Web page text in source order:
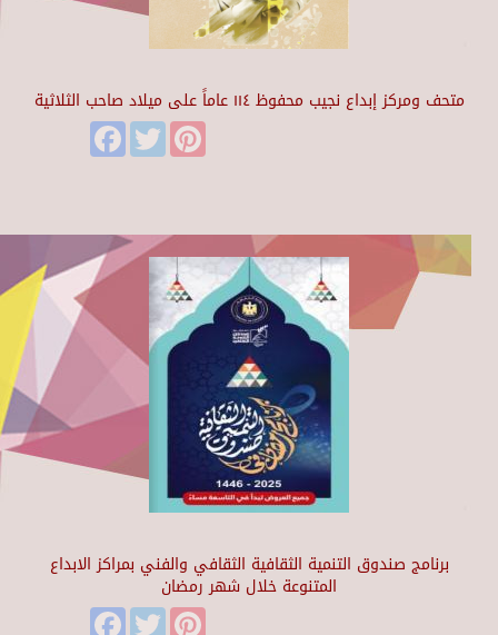
متحف ومركز إبداع نجيب محفوظ ١١٤ عاماً على ميلاد صاحب الثلاثية
FacebookTwitter
برنامج صندوق التنمية الثقافية الثقافي والفني بمراكز الابداع
المتنوعة خلال شهر رمضان
FacebookTwitter